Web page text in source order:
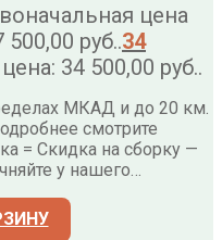
цена
руб..34
34 500,00 руб..
МКАД и до 20 км.
смотрите
= Скидка на сборку —
у нашего…